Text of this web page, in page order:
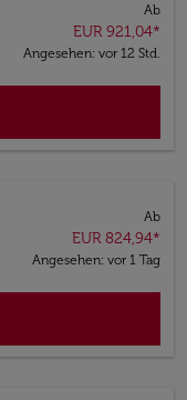
Ab
EUR 921,04*
Angesehen: vor 12 Std.
Ab
EUR 824,94*
Angesehen: vor 1 Tag